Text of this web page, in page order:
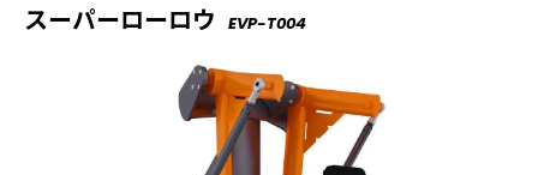
スーパーローロウ EVP-T004